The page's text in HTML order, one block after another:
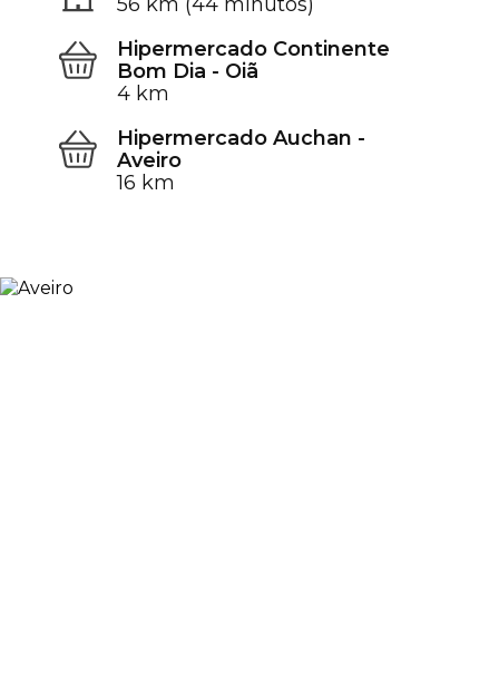
56 km (44 minutos)
Hipermercado Continente
Bom Dia - Oiã
4 km
Hipermercado Auchan -
Aveiro
16 km